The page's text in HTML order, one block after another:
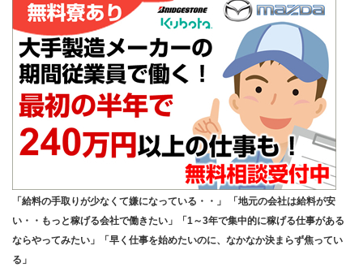
「給料の手取りが少なくて嫌になっている・・」 「地元の会社は給料が安
い・・もっと稼げる会社で働きたい」「1～3年で集中的に稼げる仕事がある
ならやってみたい」「早く仕事を始めたいのに、なかなか決まらず焦ってい
る」